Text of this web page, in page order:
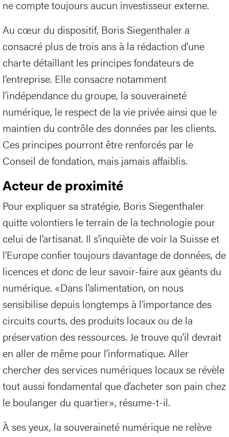
ne compte toujours aucun investisseur externe.
Au cœur du dispositif, Boris Siegenthaler a
consacré plus de trois ans à la rédaction d’une
charte détaillant les principes fondateurs de
l’entreprise. Elle consacre notamment
l’indépendance du groupe, la souveraineté
numérique, le respect de la vie privée ainsi que le
maintien du contrôle des données par les clients.
Ces principes pourront être renforcés par le
Conseil de fondation, mais jamais affaiblis.
Acteur de proximité
Pour expliquer sa stratégie, Boris Siegenthaler
quitte volontiers le terrain de la technologie pour
celui de l’artisanat. Il s’inquiète de voir la Suisse et
l’Europe confier toujours davantage de données, de
licences et donc de leur savoir-faire aux géants du
numérique. «Dans l’alimentation, on nous
sensibilise depuis longtemps à l’importance des
circuits courts, des produits locaux ou de la
préservation des ressources. Je trouve qu’il devrait
en aller de même pour l’informatique. Aller
chercher des services numériques locaux se révèle
tout aussi fondamental que d’acheter son pain chez
le boulanger du quartier», résume-t-il.
À ses yeux, la souveraineté numérique ne relève